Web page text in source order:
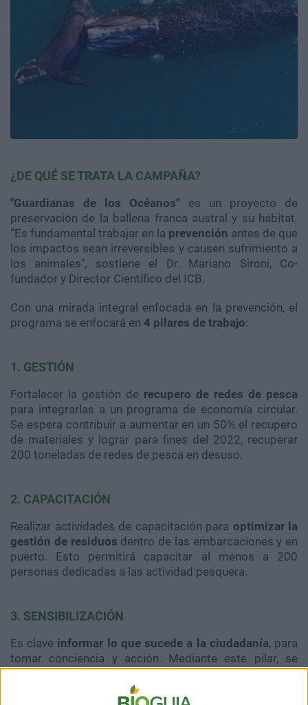
¿DE QUÉ SE TRATA LA CAMPAÑA?
"Guardianas de los Océanos" es un proyecto de
preservación de la ballena franca austral y su hábitat.
“Es fundamental trabajar en la prevención antes de que
los impactos sean irreversibles y causen sufrimiento a
los animales", sostiene el Dr. Mariano Sironi, Co-
fundador y Director Científico del ICB.
Con una mirada integral enfocada en la prevención, el
programa se enfocará en 4 pilares de trabajo:
1. GESTIÓN
Fortalecer la gestión de recupero de redes de pesca
para integrarlas a un programa de economía circular.
Se espera contribuir a aumentar en un 50% el recupero
de materiales y lograr para fines del 2022, recuperar
200 toneladas de redes de pesca en desuso.
2. CAPACITACIÓN
Realizar actividades de capacitación para optimizar la
gestión de residuos dentro de las embarcaciones y en
puerto. Esto permitirá capacitar al menos a 200
personas dedicadas a las actividad pesquera.
3. SENSIBILIZACIÓN
Es clave informar lo que sucede a la ciudadanía, para
tomar conciencia y acción. Mediante este pilar, se
busca abordar la problemática informando sobre sus
soluciones a través de talleres y una limpieza muestral